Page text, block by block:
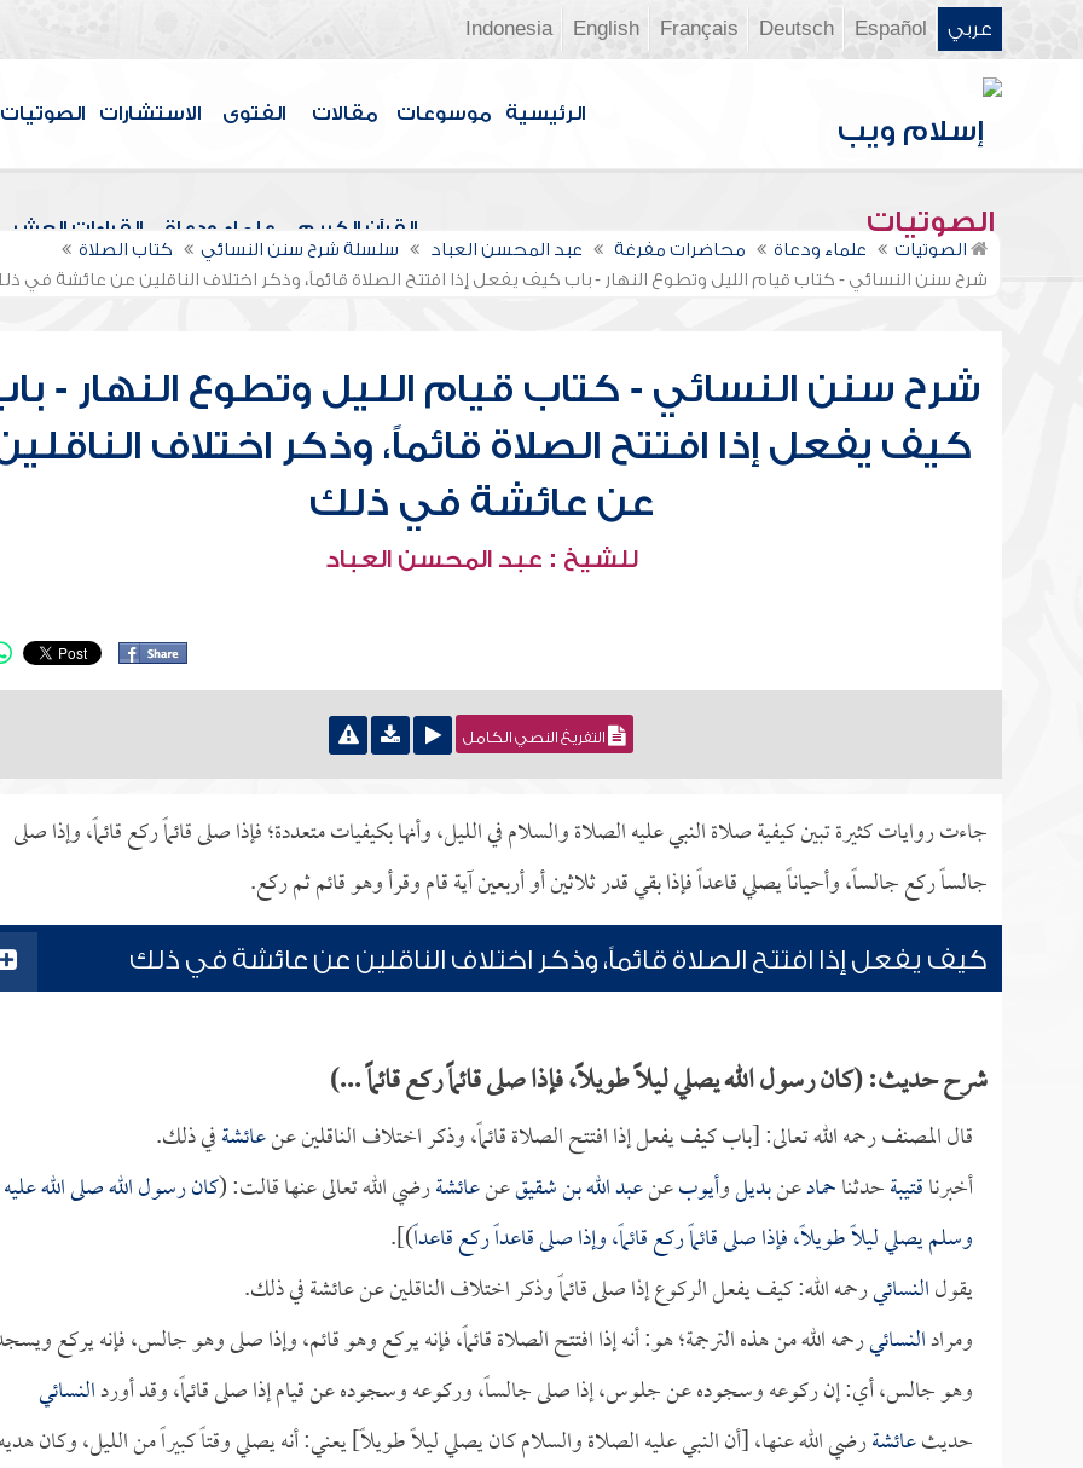
عربي Español
Deutsch
Français
English
Indonesia
الرئيسية موسوعات مقالات الفتوى الاستشارات الصوتيات
الصوتيات القرآن الكريم علماء ودعاة القراءات العشر
الصوتيات علماء ودعاة محاضرات مفرغة عبد المحسن العباد سلسلة شرح سنن النسائي
كتاب الصلاة
شرح سنن النسائي - كتاب قيام الليل وتطوع النهار - باب كيف يفعل إذا افتتح الصلاة قائماً، وذكر اختلاف الناقلين عن عائشة في
شرح سنن النسائي - كتاب قيام الليل وتطوع النهار -
كيف يفعل إذا افتتح الصلاة قائماً، وذكر اختلاف
عن عائشة في ذلك
للشيخ : عبد المحسن العباد
التفريغ النصي الكامل
جاءت روايات كثيرة تبين كيفية صلاة النبي عليه الصلاة والسلام في الليل، وأنها بكيفيات متعددة؛ فإذا صلى قائماً ركع قائماً، وإذا صلى
جالساً ركع جالساً، وأحياناً يصلي قاعداً فإذا بقي قدر ثلاثين أو أربعين آية قام وقرأ وهو قائم ثم ركع.
كيف يفعل إذا افتتح الصلاة قائماً، وذكر اختلاف الناقلين عن عائشة في ذلك
شرح حديث: (كان رسول الله يصلي ليلاً طويلاً، فإذا صلى قائماً ركع قائماً ...)
قال المصنف رحمه الله تعالى: [باب كيف يفعل إذا افتتح الصلاة قائماً، وذكر اختلاف الناقلين عنعائشةفي ذلك.
أخبرناقتيبةحدثناحمادعنبديلوأيوبعنعبد الله بن شقيقعنعائشةرضي الله تعالى عنها قالت: (كان رسول الله صلى الله عليه
وسلم يصلي ليلاً طويلاً، فإذا صلى قائماً ركع قائماً، وإذا صلى قاعداً ركع قاعداً)].
يقولالنسائيرحمه الله: كيف يفعل الركوع إذا صلى قائماً وذكر اختلاف الناقلين عن عائشة في ذلك.
ومرادالنسائيرحمه الله من هذه الترجمة؛ هو: أنه إذا افتتح الصلاة قائماً، فإنه يركع وهو قائم، وإذا صلى وهو جالس، فإنه يركع
وهو جالس، أي: إن ركوعه وسجوده عن جلوس، إذا صلى جالساً، وركوعه وسجوده عن قيام إذا صلى قائماً، وقد أوردالنسائي
حديثعائشةرضي الله عنها، [أن النبي عليه الصلاة والسلام كان يصلي ليلاً طويلاً] يعني: أنه يصلي وقتاً كبيراً من الليل، وكان